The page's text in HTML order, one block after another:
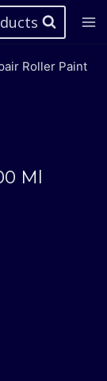
Roller Paint
Ml